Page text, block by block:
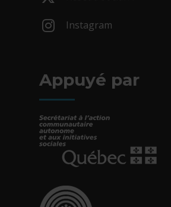
Instagram
Appuyé par